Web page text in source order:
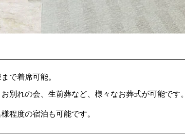
で着席可能。
別れの会、生前葬など、様々なお葬式が可能です。
程度の宿泊も可能です。